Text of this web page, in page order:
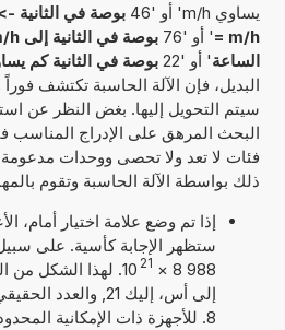
يساوي m/h' أو '46
بوصة في الثانية
= m/h' أو '76 بوصة في الثانية إلى m/h
الساعة' أو '22 بوصة في الثانية كم
البديل، فإن الآلة الحاسبة تكتشف
سيتم التحويل إليها. بغض النظر عن
البحث المرهق على الإدراج المناسب
فئات لا تعد ولا تحصى ووحدات مدعومة
ذلك بواسطة الآلة الحاسبة وتقوم
إذا تم وضع علامة اختيار أمام،
988 8
×
10 21
. لهذا الشكل من
8. للأجهزة ذات الإمكانية